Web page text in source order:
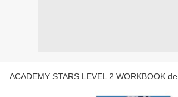
ACADEMY STARS LEVEL 2 WORKBOOK de